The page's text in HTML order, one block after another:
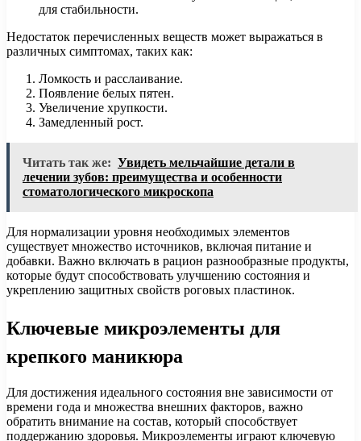
для стабильности.
Недостаток перечисленных веществ может выражаться в
различных симптомах, таких как:
Ломкость и расслаивание.
Появление белых пятен.
Увеличение хрупкости.
Замедленный рост.
Читать так же: Увидеть мельчайшие детали в
лечении зубов: преимущества и особенности
стоматологического микроскопа
Для нормализации уровня необходимых элементов
существует множество источников, включая питание и
добавки. Важно включать в рацион разнообразные продукты,
которые будут способствовать улучшению состояния и
укреплению защитных свойств роговых пластинок.
Ключевые микроэлементы для
крепкого маникюра
Для достижения идеального состояния вне зависимости от
времени года и множества внешних факторов, важно
обратить внимание на состав, который способствует
поддержанию здоровья. Микроэлементы играют ключевую